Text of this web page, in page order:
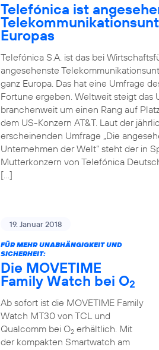
Telefónica ist
Europas
Telefónica S.A. ist das bei
angesehenste
ganz Europa. Das hat eine Umfrage
Fortune ergeben. Weltweit steigt das
branchenweit um einen Rang auf
dem US-Konzern AT&T. Laut der
erscheinenden Umfrage „Die
Unternehmen der Welt“ steht der in
Mutterkonzern von Telefónica
[…]
19. Januar 2018
FÜR MEHR UNABHÄNGIGKEIT UND
SICHERHEIT:
Die MOVETIME
Family Watch bei O2
Ab sofort ist die MOVETIME Family
Watch MT30 von TCL und
Qualcomm bei O2erhältlich. Mit
der kompakten Smartwatch am